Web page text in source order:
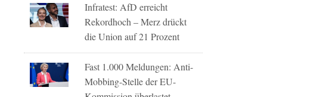
Infratest: AfD erreicht
Rekordhoch – Merz drückt
die Union auf 21 Prozent
Fast 1.000 Meldungen: Anti-
Mobbing-Stelle der EU-